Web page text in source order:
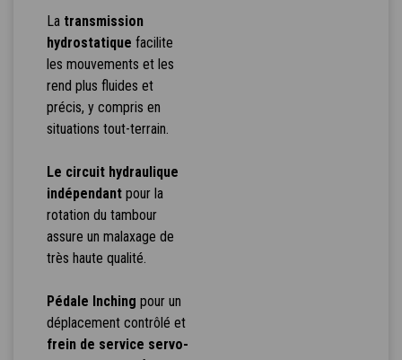
La transmission
hydrostatique facilite
les mouvements et les
rend plus fluides et
précis, y compris en
situations tout-terrain.
Le circuit hydraulique
indépendantpour la
rotation du tambour
assure un malaxage de
très haute qualité.
Pédale Inching pour un
déplacement contrôlé et
frein de service servo-